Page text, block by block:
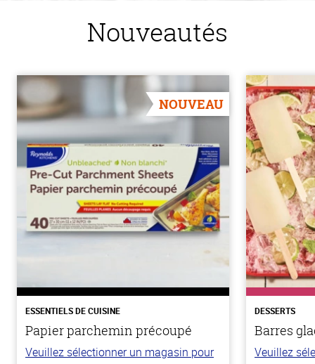
Nouveautés
NOUVEAU
ESSENTIELS DE CUISINE
Papier parchemin précoupé
Veuillez sélectionner un magasin pour
DESSERTS
Barres
Veuillez